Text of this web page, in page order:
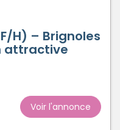
H) – Brignoles
attractive
Voir l'annonce